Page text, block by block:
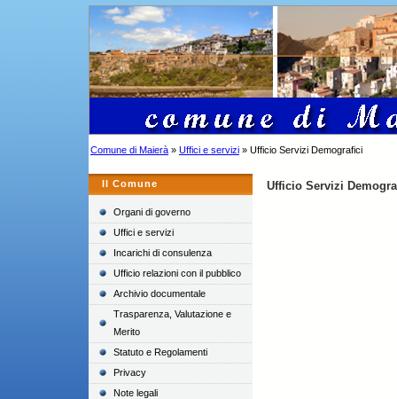
Comune di Maierà » Uffici e servizi » Ufficio Servizi Demografici
Il Comune
Organi di governo
Uffici e servizi
Incarichi di consulenza
Ufficio relazioni con il pubblico
Archivio documentale
Trasparenza, Valutazione e
Merito
Statuto e Regolamenti
Privacy
Note legali
Ufficio Servizi